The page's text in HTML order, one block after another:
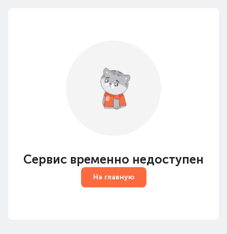
Сервис временно недоступен
На главную